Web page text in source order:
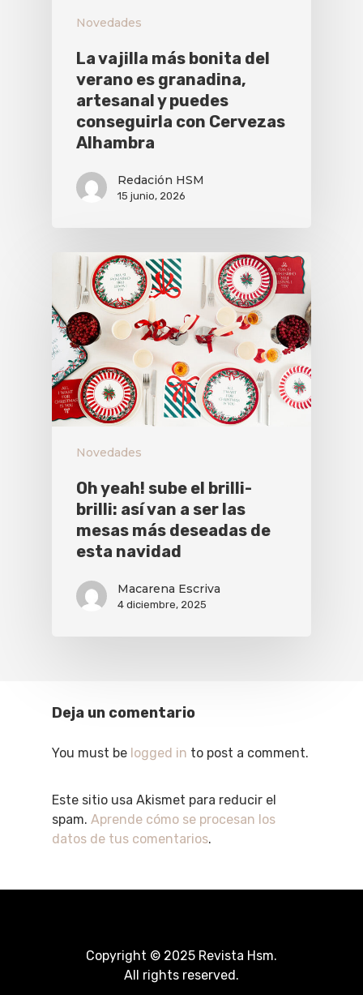
Novedades
La vajilla más bonita del
verano es granadina,
artesanal y puedes
conseguirla con Cervezas
Alhambra
Redación HSM
15 junio, 2026
Novedades
Oh yeah! sube el brilli-
brilli: así van a ser las
mesas más deseadas de
esta navidad
Macarena Escriva
4 diciembre, 2025
Deja un comentario
You must be logged in to post a comment.
Este sitio usa Akismet para reducir el
spam. Aprende cómo se procesan los
datos de tus comentarios.
Copyright © 2025 Revista Hsm.
All rights reserved.